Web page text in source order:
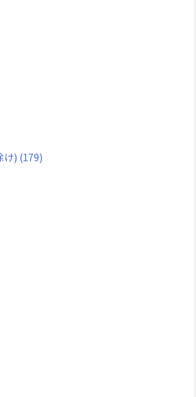
け) (179)